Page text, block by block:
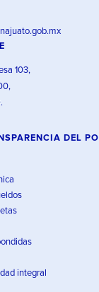
103,
DEL
integral